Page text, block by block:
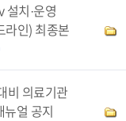
설치·운영
라인) 최종본
비 의료기관
뉴얼 공지